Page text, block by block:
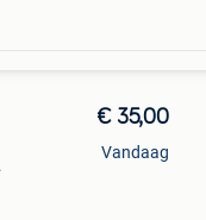
€ 35,00
Vandaag